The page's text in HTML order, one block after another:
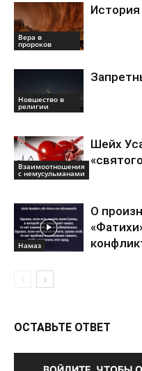
Вера в
пророков
Новшество в
религии
Взаимоотношения
с немусульманами
Шейх
Намаз
О
ОСТАВЬТЕ ОТВЕТ